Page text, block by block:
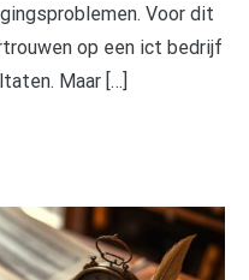
Voor dit
op een ict bedrijf
Maar […]